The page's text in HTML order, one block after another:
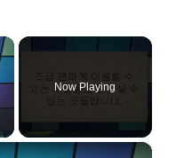
×
Now Playing
×